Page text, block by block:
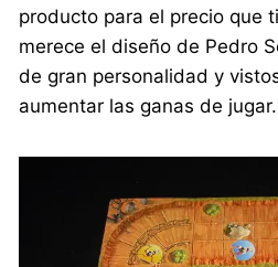
producto para el precio que
merece el diseño de Pedro
de gran personalidad y
aumentar las ganas de jugar.